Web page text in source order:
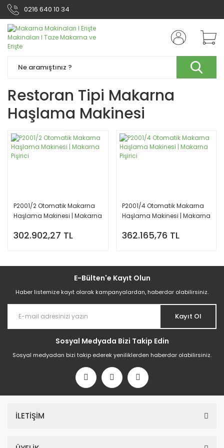
0216 640 10 34
Restoran Tipi Makarna
Haşlama Makinesi
P2001/2 Otomatik Makarna
Haşlama Makinesi | Makarna
302.902,27 TL
P2001/4 Otomatik Makarna
Haşlama Makinesi | Makarna
362.165,76 TL
E-Bülten'e Kayıt Olun
Haber listemize kayıt olarak kampanyalardan, haberdar olabilirsiniz.
Kayıt Ol
Sosyal Medyada Bizi Takip Edin
Sosyal medyadan bizi takip ederek yeniliklerden haberdar olabilirsiniz.
İLETİŞİM